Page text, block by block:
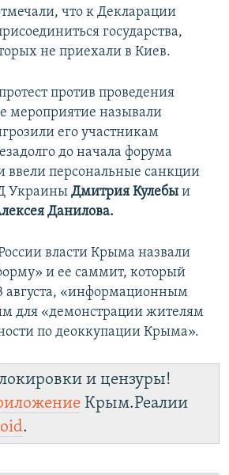
что к Декларации
государства,
не приехали в Киев.
против проведения
мероприятие называли
его участникам
до начала форума
ввели персональные санкции
Украины Дмитрия Кулебы и
Данилова.
власти Крыма назвали
и ее саммит, который
августа, «информационным
для «демонстрации жителям
по деоккупации Крыма».
и цензуры!
Крым.Реалии
.